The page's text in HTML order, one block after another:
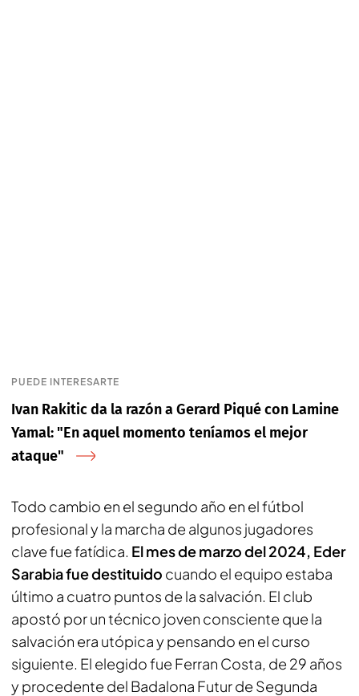
PUEDE INTERESARTE
Ivan Rakitic da la razón a Gerard Piqué con Lamine
Yamal: "En aquel momento teníamos el mejor
ataque"
Todo cambio en el segundo año en el fútbol
profesional y la marcha de algunos jugadores
clave fue fatídica. El mes de marzo del 2024, Eder
Sarabia fue destituido cuando el equipo estaba
último a cuatro puntos de la salvación. El club
apostó por un técnico joven consciente que la
salvación era utópica y pensando en el curso
siguiente. El elegido fue Ferran Costa, de 29 años
y procedente del Badalona Futur de Segunda